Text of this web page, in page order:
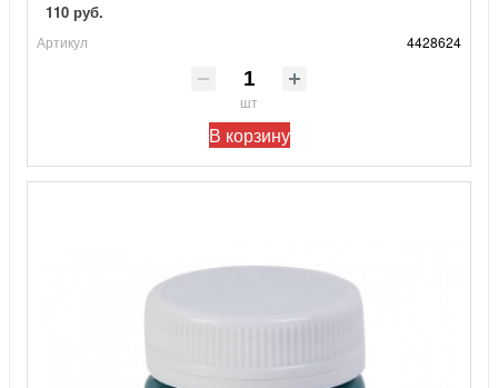
110 руб.
Артикул 4428624
шт
В корзину